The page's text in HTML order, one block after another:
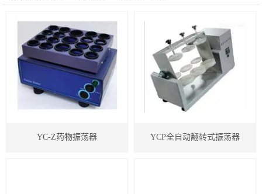
YC-Z药物振荡器 YCP全自动翻转式振荡器